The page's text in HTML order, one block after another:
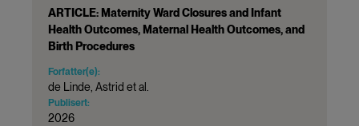
ARTICLE: Maternity Ward Closures and Infant
Health Outcomes, Maternal Health Outcomes, and
Birth Procedures
Forfatter(e):
de Linde, Astrid et al.
Publisert:
2026